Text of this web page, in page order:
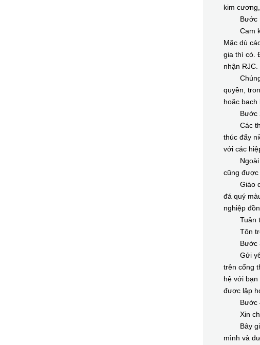
kim
Bước 1:
Cam kết,
Mặc dù
gia thì có.
nhận RJC.
Chúng
quyền,
hoặc bạch
Bước 2:
Các
thúc đẩy
với các
Ngoài
cũng được
Giáo dục
đá quý
nghiệp
Tuân thủ
Tôn
Bước 3:
Gửi yêu
trên cổng
hệ với
được lập
Bước 4:
Xin
Bây giờ
mình và